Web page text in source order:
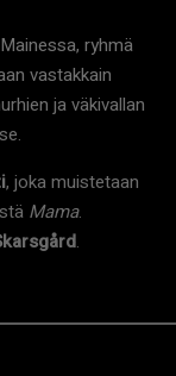
ryhmä
vastakkain
ja väkivallan
, joka muistetaan
Mama.
.